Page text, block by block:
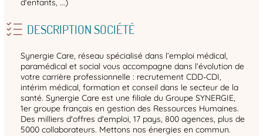
d'enfants, ...)
DESCRIPTION SOCIÉTÉ
Synergie Care, réseau spécialisé dans l’emploi médical,
paramédical et social vous accompagne dans l’évolution de
votre carrière professionnelle : recrutement CDD-CDI,
intérim médical, formation et conseil dans le secteur de la
santé. Synergie Care est une filiale du Groupe SYNERGIE,
1er groupe français en gestion des Ressources Humaines.
Des milliers d'offres d'emploi, 17 pays, 800 agences, plus de
5000 collaborateurs. Mettons nos énergies en commun.